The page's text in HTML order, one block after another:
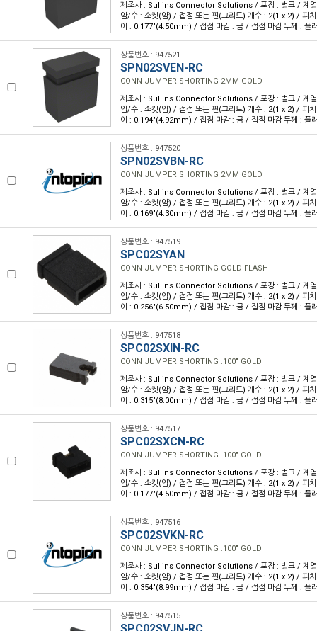
제조사 : Sullins Connector Solutions / 포장 : 벌크 / 계열
암/수 : 소켓(암) / 접점 또는 핀(그리드) 개수 : 2(1 x 2) / 피
이 : 0.177"(4.50mm) / 접점 마감 : 금 / 접점 마감 두께 : 플
상품번호 : 947521
SPN02SVEN-RC
CONN JUMPER SHORTING 2MM GOLD
제조사 : Sullins Connector Solutions / 포장 : 벌크 / 계열
암/수 : 소켓(암) / 접점 또는 핀(그리드) 개수 : 2(1 x 2) / 피
이 : 0.194"(4.92mm) / 접점 마감 : 금 / 접점 마감 두께 : 플
상품번호 : 947520
SPN02SVBN-RC
CONN JUMPER SHORTING 2MM GOLD
제조사 : Sullins Connector Solutions / 포장 : 벌크 / 계열
암/수 : 소켓(암) / 접점 또는 핀(그리드) 개수 : 2(1 x 2) / 피
이 : 0.169"(4.30mm) / 접점 마감 : 금 / 접점 마감 두께 : 플
상품번호 : 947519
SPC02SYAN
CONN JUMPER SHORTING GOLD FLASH
제조사 : Sullins Connector Solutions / 포장 : 벌크 / 계열
암/수 : 소켓(암) / 접점 또는 핀(그리드) 개수 : 2(1 x 2) / 피
이 : 0.256"(6.50mm) / 접점 마감 : 금 / 접점 마감 두께 : 플
상품번호 : 947518
SPC02SXIN-RC
CONN JUMPER SHORTING .100" GOLD
제조사 : Sullins Connector Solutions / 포장 : 벌크 / 계열
암/수 : 소켓(암) / 접점 또는 핀(그리드) 개수 : 2(1 x 2) / 피
이 : 0.315"(8.00mm) / 접점 마감 : 금 / 접점 마감 두께 : 플
상품번호 : 947517
SPC02SXCN-RC
CONN JUMPER SHORTING .100" GOLD
제조사 : Sullins Connector Solutions / 포장 : 벌크 / 계열
암/수 : 소켓(암) / 접점 또는 핀(그리드) 개수 : 2(1 x 2) / 피
이 : 0.177"(4.50mm) / 접점 마감 : 금 / 접점 마감 두께 : 플
상품번호 : 947516
SPC02SVKN-RC
CONN JUMPER SHORTING .100" GOLD
제조사 : Sullins Connector Solutions / 포장 : 벌크 / 계열
암/수 : 소켓(암) / 접점 또는 핀(그리드) 개수 : 2(1 x 2) / 피
이 : 0.354"(8.99mm) / 접점 마감 : 금 / 접점 마감 두께 : 플
상품번호 : 947515